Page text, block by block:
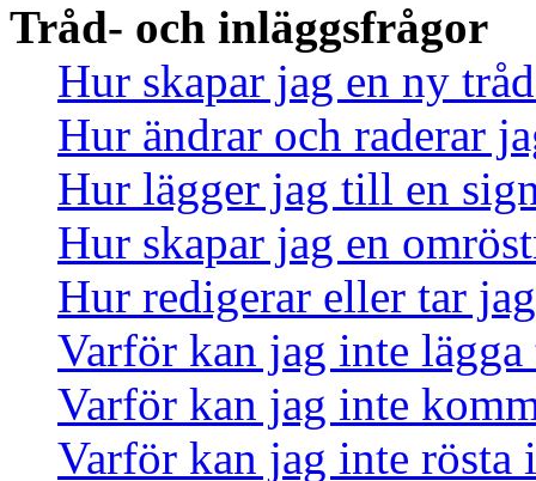
Tråd- och inläggsfrågor
Hur skapar jag en ny
Hur ändrar och raderar
Hur lägger jag till en
Hur skapar jag en
Hur redigerar eller tar
Varför kan jag inte
Varför kan jag inte
Varför kan jag inte rösta